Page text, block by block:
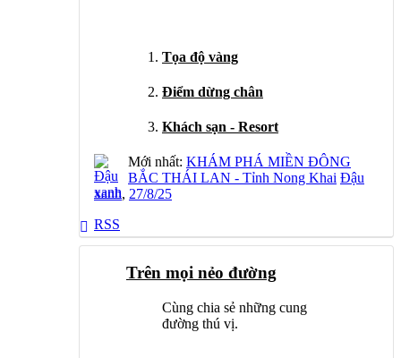
Tọa độ vàng
Điểm dừng chân
Khách sạn - Resort
Mới nhất: KHÁM PHÁ MIỀN ĐÔNG
BẮC THÁI LAN - Tỉnh Nong Khai Đậu
xanh, 27/8/25
RSS
Trên mọi nẻo đường
Cùng chia sẻ những cung
đường thú vị.